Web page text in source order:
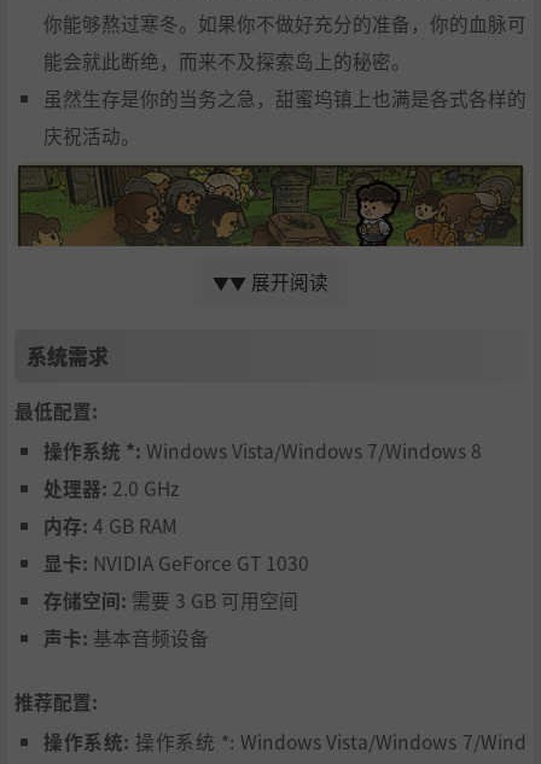
你能够熬过寒冬。如果你不做好充分的准备，你的血脉可
能会就此断绝，而来不及探索岛上的秘密。
虽然生存是你的当务之急，甜蜜坞镇上也满是各式各样的
庆祝活动。
有各自的日程安排、工作、特质、爱好和子女。
和其他镇民携手打造更好的社区，如果有人阻碍到你，你
《Echoes of the Plum Grove》的核心便是建立关系。随
着你的家庭人口添加以及你初始的角色过世，你可以操作
家族内的其他角色游玩。
虽然建立关系很重要，你也该花时间探索这座小岛，岛上
▼▼ 展开阅读
系统需求
最低配置:
操作系统 *: Windows Vista/Windows 7/Windows 8
处理器: 2.0 GHz
内存: 4 GB RAM
显卡: NVIDIA GeForce GT 1030
存储空间: 需要 3 GB 可用空间
声卡: 基本音频设备
推荐配置:
操作系统: 操作系统 *: Windows Vista/Windows 7/Wind